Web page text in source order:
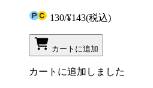
130/¥143(税込)
カートに追加
カートに追加しました